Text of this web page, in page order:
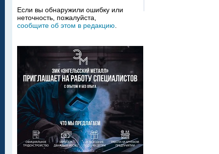
Если вы обнаружили ошибку или
неточность, пожалуйста,
сообщите об этом в редакцию